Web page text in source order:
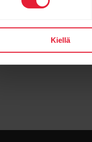
Kiellä
yleensä
mitatut. Jos
ovat oikein,